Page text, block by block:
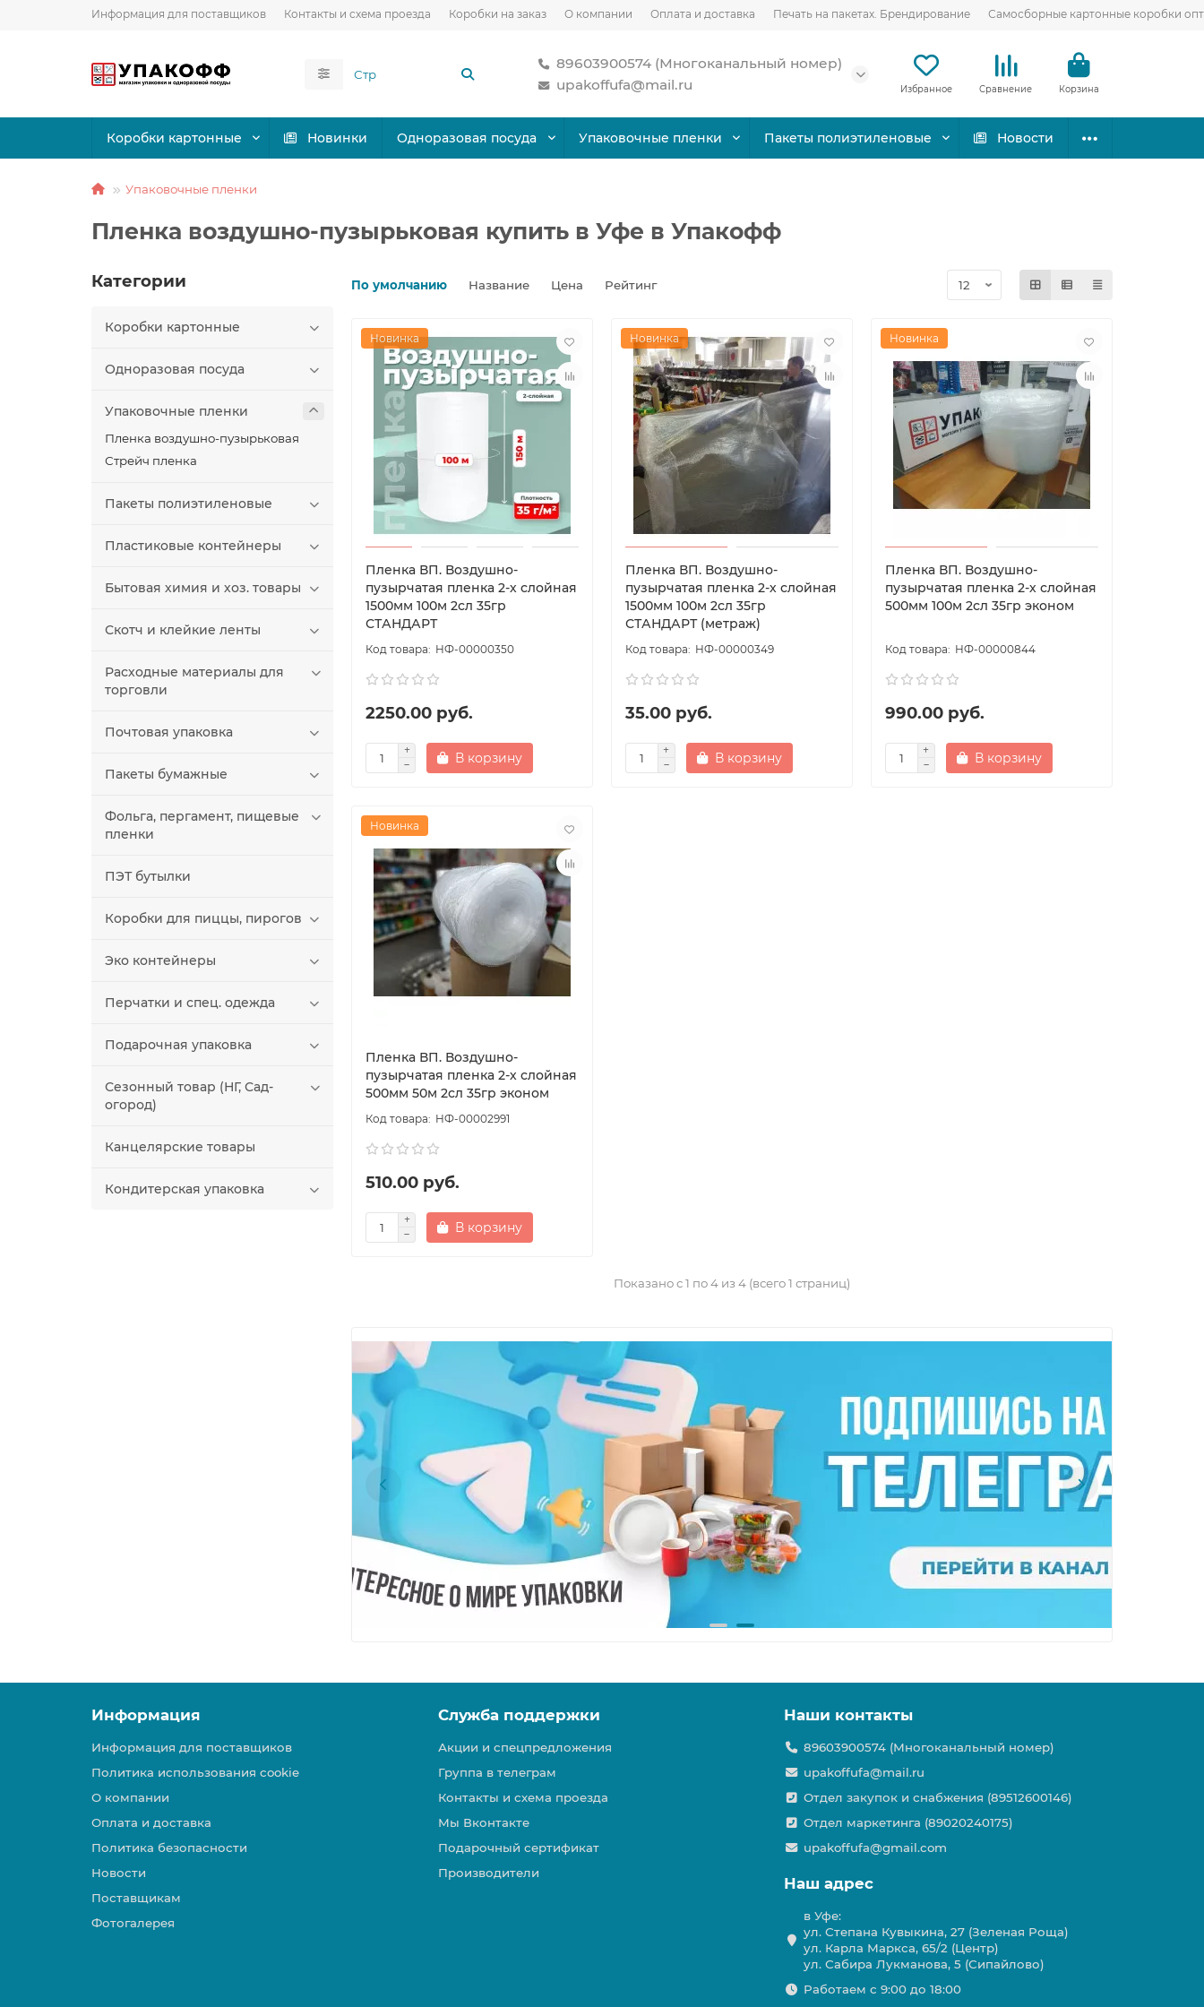
Информация для поставщиков Контакты и схема проезда Коробки на заказ О компании Оплата и доставка Печать на пакетах. Брендирование Самосборные картонные коробки
89603900574 (Многоканальный номер)
upakoffufa@mail.ru
Избранное Сравнение Корзина
Коробки картонные Новинки Одноразовая посуда Упаковочные пленки Пакеты полиэтиленовые Новости
Упаковочные пленки
Пленка воздушно-пузырьковая купить в Уфе в Упакофф
Категории
Коробки картонные
Одноразовая посуда
Упаковочные пленки
Пленка воздушно-пузырьковая
Стрейч пленка
Пакеты полиэтиленовые
Пластиковые контейнеры
Бытовая химия и хоз. товары
Скотч и клейкие ленты
Расходные материалы для
торговли
Почтовая упаковка
Пакеты бумажные
Фольга, пергамент, пищевые
пленки
ПЭТ бутылки
Коробки для пиццы, пирогов
Эко контейнеры
Перчатки и спец. одежда
Подарочная упаковка
Сезонный товар (НГ, Сад-
огород)
Канцелярские товары
Кондитерская упаковка
По умолчанию Название Цена Рейтинг
Новинка
Пленка ВП. Воздушно-
пузырчатая пленка 2-х слойная
1500мм 100м 2сл 35гр
СТАНДАРТ
НФ-00000350
2250.00 руб.
В корзину
Новинка
Пленка ВП. Воздушно-
пузырчатая пленка 2-х слойная
1500мм 100м 2сл 35гр
СТАНДАРТ (метраж)
НФ-00000349
35.00 руб.
В корзину
Новинка
Пленка ВП. Воздушно-
пузырчатая пленка 2-х слойная
500мм 100м 2сл 35гр эконом
НФ-00000844
990.00 руб.
В корзину
Новинка
Пленка ВП. Воздушно-
пузырчатая пленка 2-х слойная
500мм 50м 2сл 35гр эконом
НФ-00002991
510.00 руб.
В корзину
Показано с 1 по 4 из 4 (всего 1 страниц)
Информация
Информация для поставщиков
Политика использования cookie
О компании
Оплата и доставка
Политика безопасности
Новости
Поставщикам
Фотогалерея
Служба поддержки
Акции и спецпредложения
Группа в телеграм
Контакты и схема проезда
Мы Вконтакте
Подарочный сертификат
Производители
Наши контакты
89603900574 (Многоканальный номер)
upakoffufa@mail.ru
Отдел закупок и снабжения (89512600146)
Отдел маркетинга (89020240175)
upakoffufa@gmail.com
Наш адрес
в Уфе:
ул. Степана Кувыкина, 27 (Зеленая Роща)
ул. Карла Маркса, 65/2 (Центр)
ул. Сабира Лукманова, 5 (Сипайлово)
Работаем с 9:00 до 18:00